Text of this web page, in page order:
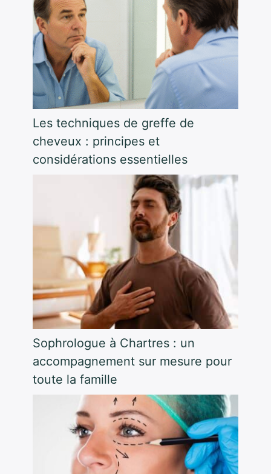
Les techniques de greffe de
cheveux : principes et
considérations essentielles
Sophrologue à Chartres : un
accompagnement sur mesure pour
toute la famille